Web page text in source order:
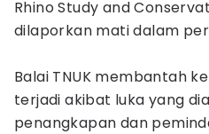
Rhino Study and
dilaporkan mati dalam
Balai TNUK membantah
terjadi akibat luka yang
penangkapan dan